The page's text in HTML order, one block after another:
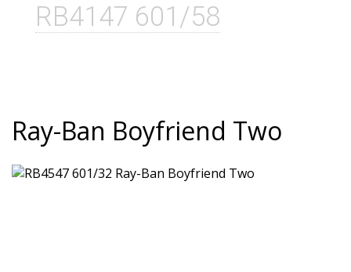
RB4147 601/58
Ray-Ban Boyfriend Two